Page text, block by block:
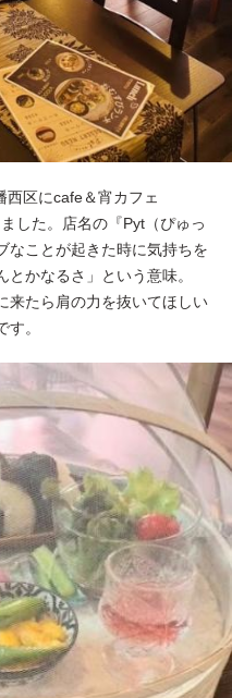
区にcafe＆宵カフェ
した。店名の『Pyt（ぴゅっ
なことが起きた時に気持ちを
かなるさ」という意味。
来たら肩の力を抜いてほしい
。